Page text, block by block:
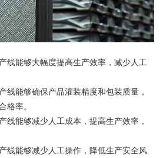
线能够大幅度提高生产效率，减少人工
线能够确保产品灌装精度和包装质量，
格率。
线能够减少人工成本，提高生产效率，
线能够减少人工操作，降低生产安全风